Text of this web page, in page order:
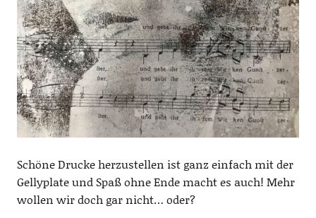
Schöne Drucke herzustellen ist ganz einfach mit der
Gellyplate und Spaß ohne Ende macht es auch! Mehr
wollen wir doch gar nicht… oder?